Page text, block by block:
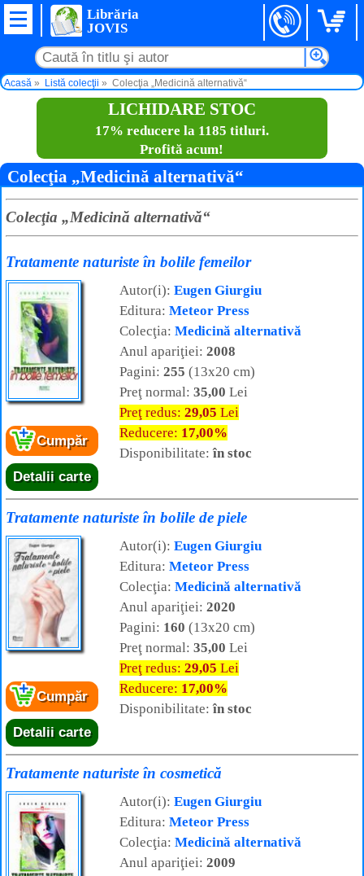
Librăria
JOVIS
Acasă Listă colecţii Colecţia „Medicină alternativă“
LICHIDARE STOC
17% reducere la 1185 titluri.
Profită acum!
Colecţia „Medicină alternativă“
Colecţia „Medicină alternativă“
Tratamente naturiste în bolile femeilor
Cumpăr
Detalii carte
Autor(i): Eugen Giurgiu
Editura: Meteor Press
Colecţia: Medicină alternativă
Anul apariţiei: 2008
Pagini: 255 (13x20 cm)
Preţ normal: 35,00 Lei
Preţ redus: 29,05 Lei
Reducere: 17,00%
Disponibilitate:în stoc
Tratamente naturiste în bolile de piele
Cumpăr
Detalii carte
Autor(i): Eugen Giurgiu
Editura: Meteor Press
Colecţia: Medicină alternativă
Anul apariţiei: 2020
Pagini: 160 (13x20 cm)
Preţ normal: 35,00 Lei
Preţ redus: 29,05 Lei
Reducere: 17,00%
Disponibilitate:în stoc
Tratamente naturiste în cosmetică
Autor(i): Eugen Giurgiu
Editura: Meteor Press
Colecţia: Medicină alternativă
Anul apariţiei: 2009